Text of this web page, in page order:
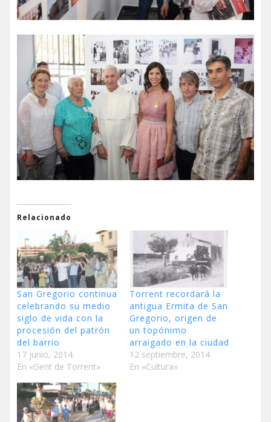
Relacionado
San Gregorio continua
celebrando su medio
siglo de vida con la
procesión del patrón
del barrio
17 junio, 2014
En «Gent de Torrent»
Torrent recordará la
antigua Ermita de San
Gregorio, origen de
un topónimo
arraigado en la ciudad
12 septiembre, 2014
En «Cultura»